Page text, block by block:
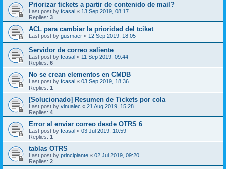
Priorizar tickets a partir de contenido de mail?
Last post by fcasal « 13 Sep 2019, 08:17
Replies: 3
ACL para cambiar la prioridad del tciket
Last post by gusmaer « 12 Sep 2019, 18:05
Servidor de correo saliente
Last post by fcasal « 11 Sep 2019, 09:44
Replies: 6
No se crean elementos en CMDB
Last post by fcasal « 03 Sep 2019, 18:36
Replies: 1
[Solucionado] Resumen de Tickets por cola
Last post by vinualec « 21 Aug 2019, 15:28
Replies: 4
Error al enviar correo desde OTRS 6
Last post by fcasal « 03 Jul 2019, 10:59
Replies: 1
tablas OTRS
Last post by principiante « 02 Jul 2019, 09:20
Replies: 2